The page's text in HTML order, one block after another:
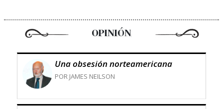
OPINIÓN
Una obsesión norteamericana
POR JAMES NEILSON